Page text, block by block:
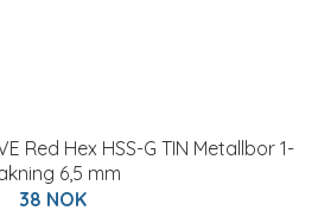
Red Hex HSS-G TIN Metallbor 1-
6,5 mm
38 NOK